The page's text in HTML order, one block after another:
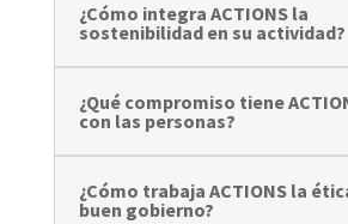
¿Cómo integra ACTIONS la
sostenibilidad en su actividad?
¿Qué compromiso tiene
con las personas?
¿Cómo trabaja ACTIONS la
buen gobierno?